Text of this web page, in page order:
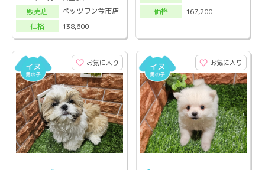
販売店
ペッツワン今市店
価格
138,600
価格
167,200
お気に入り お気に入り